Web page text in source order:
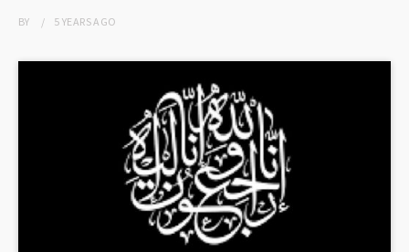
BY 5 YEARSAGO